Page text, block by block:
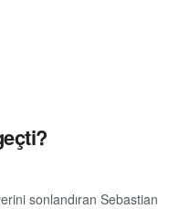
sonlandıran Sebastian